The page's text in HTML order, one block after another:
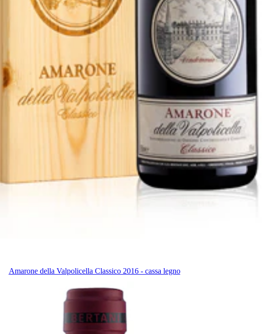
Amarone della Valpolicella Classico 2016 - cassa legno